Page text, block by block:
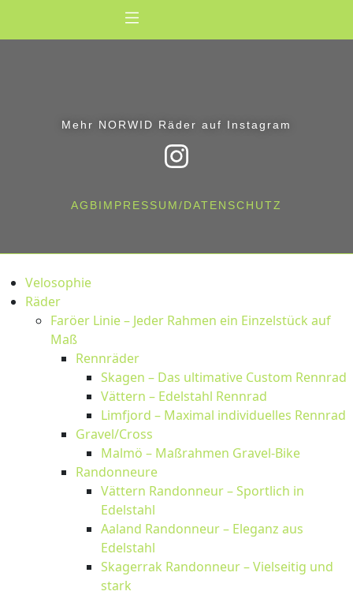
Mehr NORWID Räder auf Instagram
AGBIMPRESSUM/DATENSCHUTZ
Velosophie
Räder
Faröer Linie – Jeder Rahmen ein Einzelstück auf
Maß
Rennräder
Skagen – Das ultimative Custom Rennrad
Vättern – Edelstahl Rennrad
Limfjord – Maximal individuelles Rennrad
Gravel/Cross
Malmö – Maßrahmen Gravel-Bike
Randonneure
Vättern Randonneur – Sportlich in
Edelstahl
Aaland Randonneur – Eleganz aus
Edelstahl
Skagerrak Randonneur – Vielseitig und
stark